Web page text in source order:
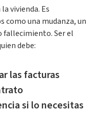
vivienda. Es
como una mudanza, un
fallecimiento. Ser el
debe:
las facturas
si lo necesitas